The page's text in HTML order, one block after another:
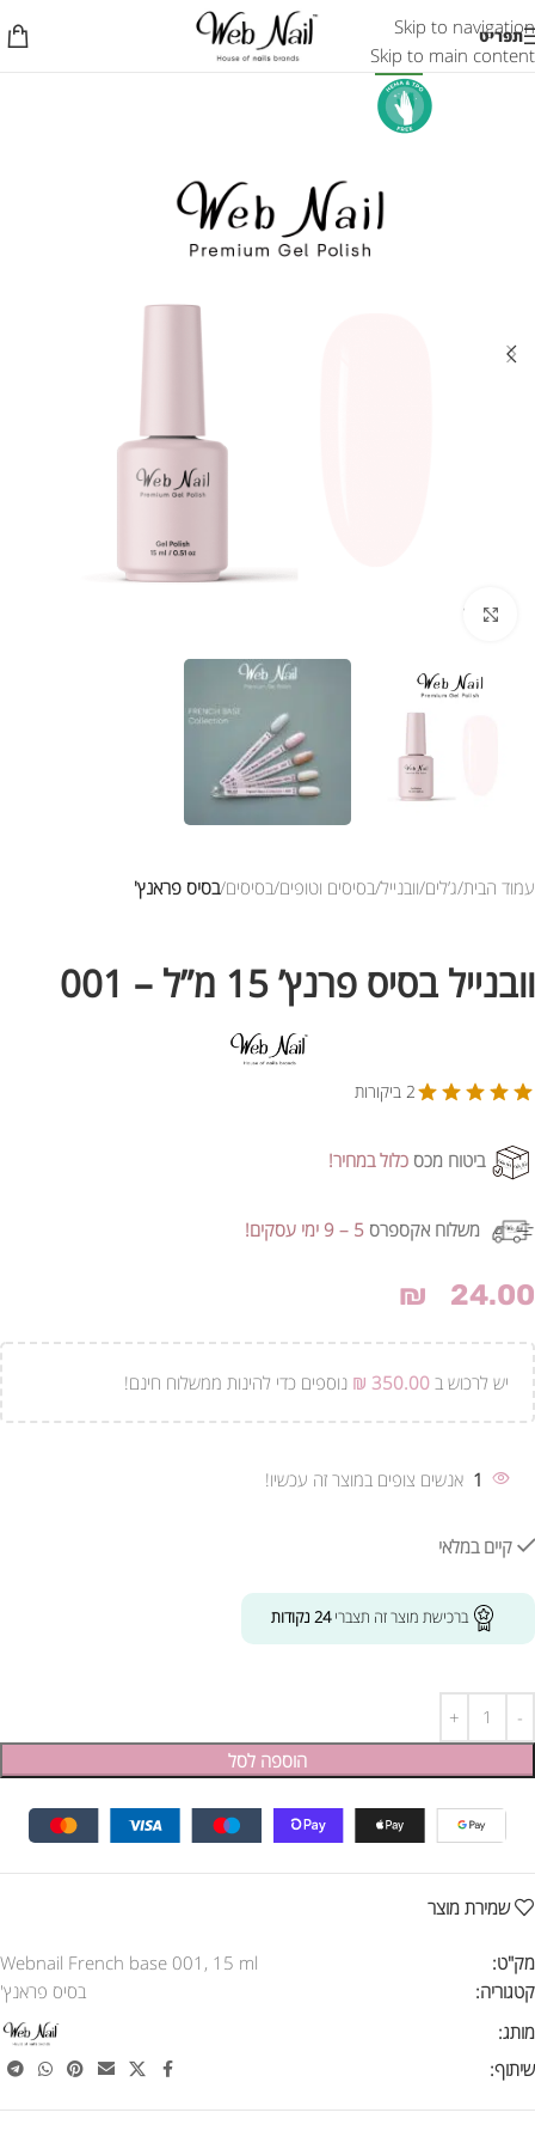
Skip to navigation
Skip to main content
תפריט
חדש
לחץ להגדלת התמונה
עמוד הבית ג’לים וובנייל בסיסים וטופים בסיסים בסיס פראנץ'
וובנייל בסיס פרנץ’ 15 מ”ל – 001
2 ביקורות
ביטוח מכס כלול במחיר!
משלוח אקספרס 5 – 9 ימי עסקים!
₪ 24.00
יש לרכוש ב ₪ 350.00 נוספים כדי להינות ממשלוח חינם!
1 אנשים צופים במוצר זה עכשיו!
קיים במלאי
ברכישת מוצר זה תצברי24 נקודות
הוספה לסל
שמירת מוצר
מק"ט:
Webnail French base 001, 15 ml
קטגוריה:
בסיס פראנץ'
מותג:
שיתוף: